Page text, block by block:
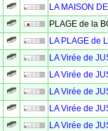
LA MAISON
PLAGE de la
LA PLAGE de
LA Virée de
LA Virée de
LA Virée de
LA Virée de
LA Virée de